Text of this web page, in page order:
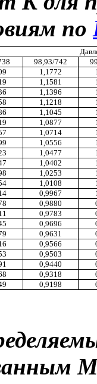
по
98,93/742
1,1772
1,1581
1,1396
1,1218
1,1045
1,0877
1,0714
1,0556
1,0477
1,0402
1,0253
1,0108
0,9967
0,9880
0,9783
0,9696
0,9631
0,9566
0,9503
0,9440
0,9318
0,9198